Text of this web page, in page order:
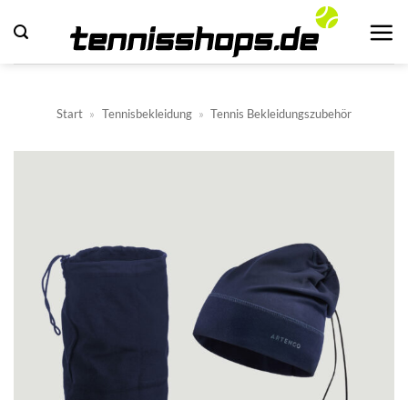
Inhalt
springen
Start » Tennisbekleidung » Tennis Bekleidungszubehör